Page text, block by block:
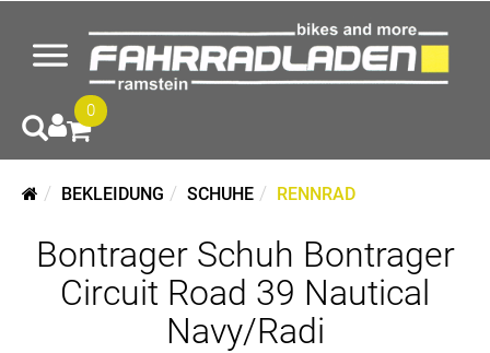
0
BEKLEIDUNG SCHUHE RENNRAD
Bontrager Schuh Bontrager
Circuit Road 39 Nautical
Navy/Radi